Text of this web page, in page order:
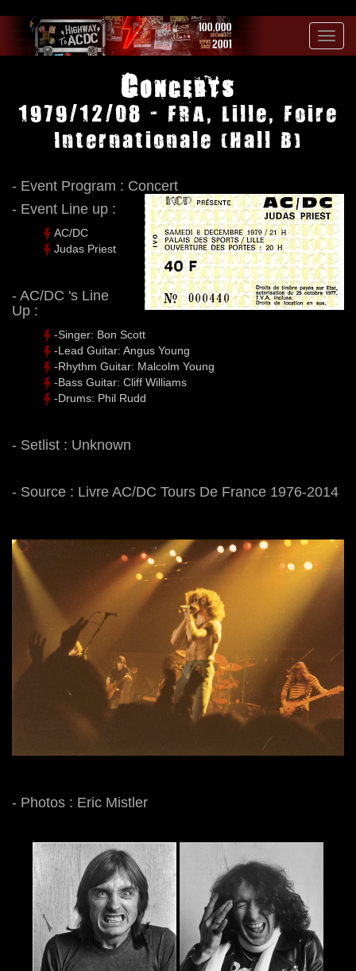
Concerts
1979/12/08 - FRA, Lille, Foire
Internationale (Hall B)
- Event Program : Concert
- Event Line up :
AC/DC
Judas Priest
- AC/DC 's Line
Up :
-Singer: Bon Scott
-Lead Guitar: Angus Young
-Rhythm Guitar: Malcolm Young
-Bass Guitar: Cliff Williams
-Drums: Phil Rudd
- Setlist : Unknown
- Source : Livre AC/DC Tours De France 1976-2014
- Photos : Eric Mistler